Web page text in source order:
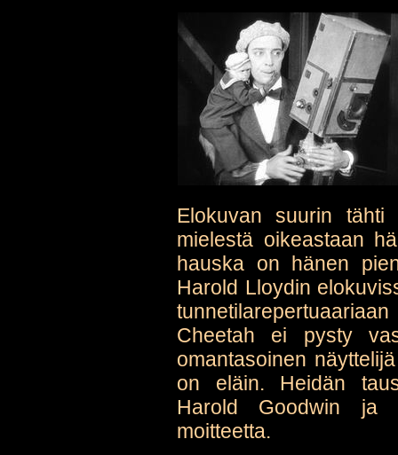
Elokuvan suurin
mielestä oikeastaan
hauska on hänen
Harold Lloydin
Cheetah ei pysty
omantasoinen
on eläin. Heidän
Harold Goodwin ja
moitteetta.